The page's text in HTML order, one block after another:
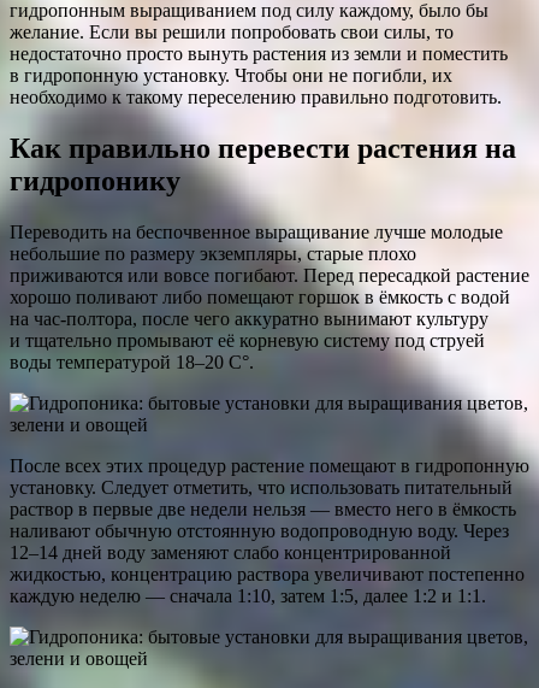
гидропонным выращиванием под силу каждому, было бы
желание. Если вы решили попробовать свои силы, то
недостаточно просто вынуть растения из земли и поместить
в гидропонную установку. Чтобы они не погибли, их
необходимо к такому переселению правильно подготовить.
Как правильно перевести растения на
гидропонику
Переводить на беспочвенное выращивание лучше молодые
небольшие по размеру экземпляры, старые плохо
приживаются или вовсе погибают. Перед пересадкой растение
хорошо поливают либо помещают горшок в ёмкость с водой
на час-полтора, после чего аккуратно вынимают культуру
и тщательно промывают её корневую систему под струей
воды температурой 18–20 С°.
После всех этих процедур растение помещают в гидропонную
установку. Следует отметить, что использовать питательный
раствор в первые две недели нельзя — вместо него в ёмкость
наливают обычную отстоянную водопроводную воду. Через
12–14 дней воду заменяют слабо концентрированной
жидкостью, концентрацию раствора увеличивают постепенно
каждую неделю — сначала 1:10, затем 1:5, далее 1:2 и 1:1.